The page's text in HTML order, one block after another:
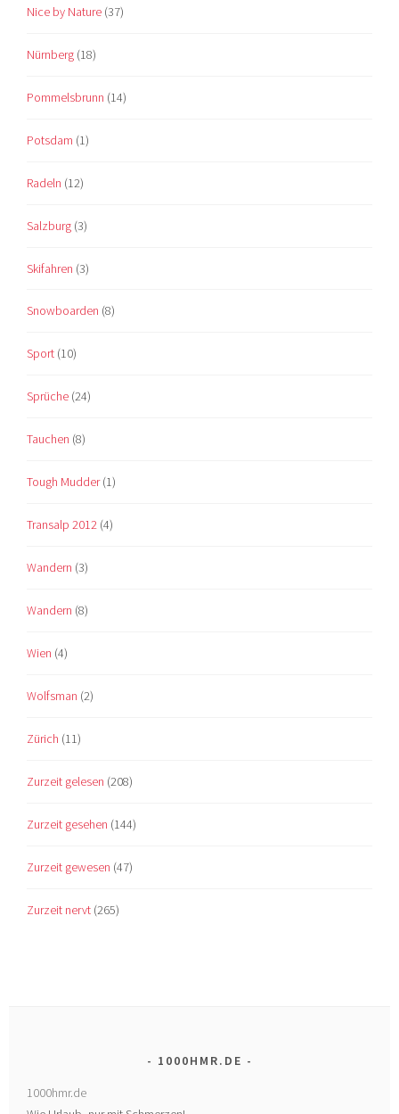
Nice by Nature (37)
Nürnberg (18)
Pommelsbrunn (14)
Potsdam (1)
Radeln (12)
Salzburg (3)
Skifahren (3)
Snowboarden (8)
Sport (10)
Sprüche (24)
Tauchen (8)
Tough Mudder(1)
Transalp 2012 (4)
Wandern (3)
Wandern (8)
Wien (4)
Wolfsman (2)
Zürich (11)
Zurzeit gelesen (208)
Zurzeit gesehen (144)
Zurzeit gewesen (47)
Zurzeit nervt (265)
1000HMR.DE
1000hmr.de